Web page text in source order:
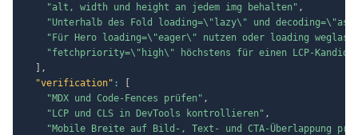
"alt, width und height an jedem img behalten" ,
"Unterhalb des Fold loading=\"lazy\" und
"Für Hero loading=\"eager\" nutzen oder loading
"fetchpriority=\"high\" höchstens für einen LCP-
,
"verification" :
"MDX und Code-Fences prüfen" ,
"LCP und CLS in DevTools kontrollieren" ,
"Mobile Breite auf Bild-, Text- und CTA-Überlappung